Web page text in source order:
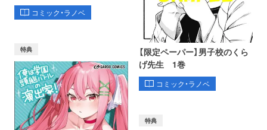
コミック・ラノベ
【限定ペーパー】男子校のくら
げ先生 1巻
コミック・ラノベ
特典
特典